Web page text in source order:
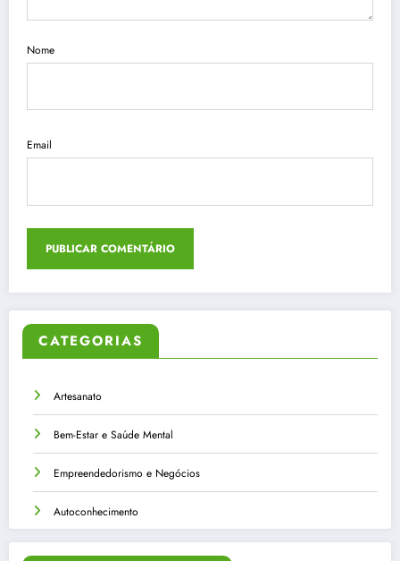
Nome
Email
CATEGORIAS
Artesanato
Bem-Estar e Saúde Mental
Empreendedorismo e Negócios
Autoconhecimento